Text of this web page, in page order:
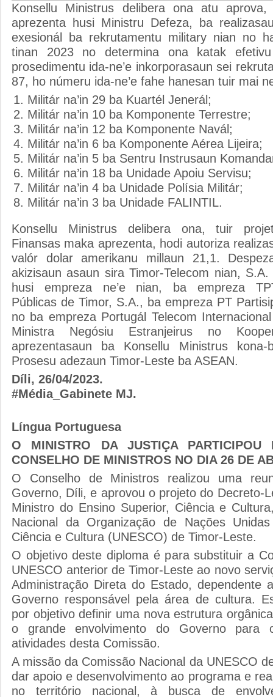
Konsellu Ministrus delibera ona atu aprova,
aprezenta husi Ministru Defeza, ba
exesionál ba rekrutamentu military nian no
tinan 2023 no determina ona katak
prosedimentu ida-ne’e inkorporasaun sei
87, ho númeru ida-ne’e fahe hanesan tuir mai
Militár na’in 29 ba Kuartél Jenerál;
Militár na’in 10 ba Komponente Terrestre;
Militár na’in 12 ba Komponente Navál;
Militár na’in 6 ba Komponente Aérea Lijeira;
Militár na’in 5 ba Sentru Instrusaun
Militár na’in 18 ba Unidade Apoiu Servisu;
Militár na’in 4 ba Unidade Polísia Militár;
Militár na’in 3 ba Unidade FALINTIL.
Konsellu Ministrus delibera ona, tuir
Finansas maka aprezenta, hodi autoriza
valór dolar amerikanu millaun 21,1.
akizisaun asaun sira Timor-Telecom nian,
husi empreza ne’e nian, ba empreza
Públicas de Timor, S.A., ba empreza PT
no ba empreza Portugál Telecom
Ministra Negósiu Estranjeirus no
aprezentasaun ba Konsellu Ministrus
Prosesu adezaun Timor-Leste ba ASEAN.
Díli, 26/04/2023.
#Média_Gabinete MJ.
Língua Portuguesa
O MINISTRO DA JUSTIÇA PARTICIPOU
CONSELHO DE MINISTROS NO DIA 26 DE
O Conselho de Ministros realizou uma
Governo, Díli, e aprovou o projeto do Decreto-
Ministro do Ensino Superior, Ciência e
Nacional da Organização de Nações
Ciência e Cultura (UNESCO) de Timor-Leste.
O objetivo deste diploma é para substituir a
UNESCO anterior de Timor-Leste ao novo
Administração Direta do Estado, dependente
Governo responsável pela área de cultura.
por objetivo definir uma nova estrutura
o grande envolvimento do Governo para
atividades desta Comissão.
A missão da Comissão Nacional da UNESCO
dar apoio e desenvolvimento ao programa e
no território nacional, à busca de